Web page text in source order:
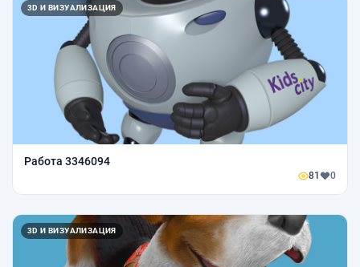
3D И ВИЗУАЛИЗАЦИЯ
Работа 3346094
81 0
3D И ВИЗУАЛИЗАЦИЯ